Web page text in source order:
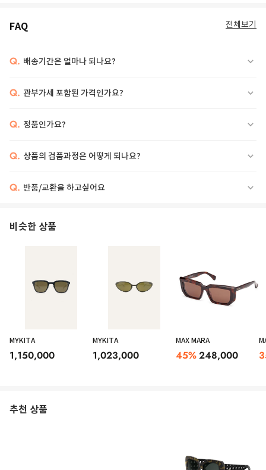
FAQ 전체보기
Q. 배송기간은 얼마나 되나요?
Q. 관부가세 포함된 가격인가요?
Q. 정품인가요?
Q. 상품의 검품과정은 어떻게 되나요?
Q. 반품/교환을 하고싶어요
비슷한 상품
MYKITA
1,150,000
MYKITA
1,023,000
MAX MARA
45%248,000
추천 상품